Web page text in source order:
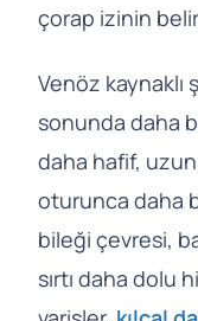
çorap izinin
Venöz kaynaklı
sonunda daha
daha hafif,
oturunca daha
bileği çevresi,
sırtı daha dolu